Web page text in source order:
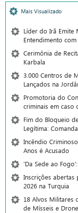
Mais Visualizado
Líder do Irã Emite
Entendimento com
Cerimônia de
Karbala
3.000 Centros de
Lançados na
Promotoria do
criminais em caso
Fim do Bloqueio
Legítima:
Incêndio
Anos é Acusado
'Da Sede ao
Inscrições
2026 na Turquia
18 Alvos Militares
de Mísseis e